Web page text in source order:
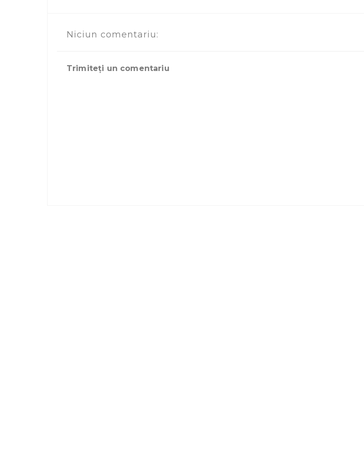
Niciun comentariu:
Trimiteți un comentariu